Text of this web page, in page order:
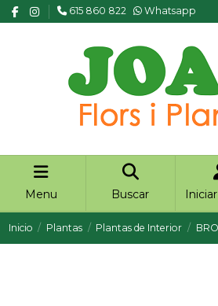
615 860 822 Whatsapp
Menu Buscar
Inicio Plantas Plantas de Interior